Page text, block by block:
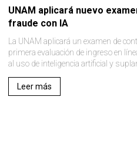
UNAM aplicará nuevo
fraude con IA
La UNAM aplicará un examen de
primera evaluación de ingreso en
al uso de inteligencia artificial y
Leer más